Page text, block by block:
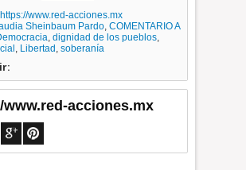
https://www.red-acciones.mx
Sheinbaum Pardo,COMENTARIO A
,dignidad de los pueblos,
, Libertad ,soberanía
www.red-acciones.mx